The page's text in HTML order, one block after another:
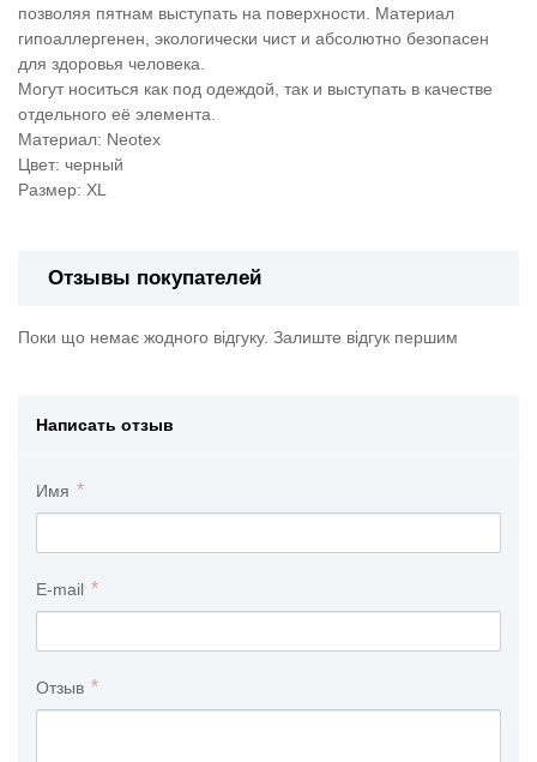
позволяя пятнам выступать на поверхности. Материал
гипоаллергенен, экологически чист и абсолютно безопасен
для здоровья человека.
Могут носиться как под одеждой, так и выступать в качестве
отдельного её элемента.
Материал: Neotex
Цвет: черный
Размер: XL
Отзывы покупателей
Поки що немає жодного відгуку. Залиште відгук першим
Написать отзыв
Имя
E-mail
Отзыв